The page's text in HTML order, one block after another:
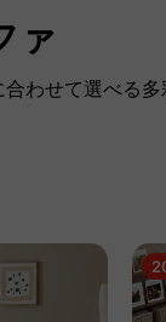
ァ
わせて選べる